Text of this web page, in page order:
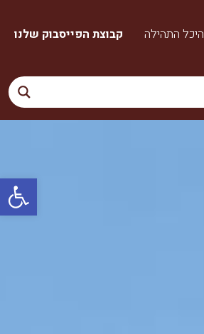
היכל התהילה קבוצת הפייסבוק שלנו
פתח